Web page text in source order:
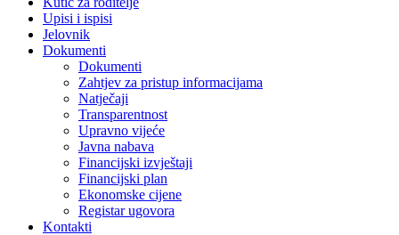
Upisi i ispisi
Jelovnik
Dokumenti
Dokumenti
Zahtjev za pristup informacijama
Natječaji
Transparentnost
Upravno vijeće
Javna nabava
Financijski izvještaji
Financijski plan
Ekonomske cijene
Registar ugovora
Kontakti